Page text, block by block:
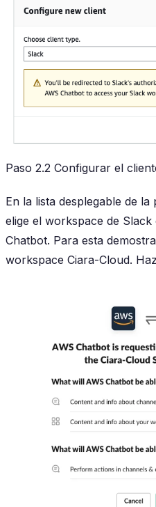
Paso 2.2 Configurar el
En la lista desplegable de
elige el workspace de
Chatbot. Para esta
workspace Ciara-Cloud.